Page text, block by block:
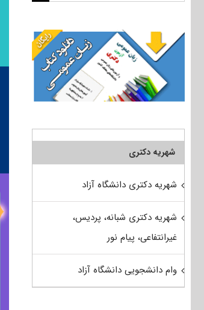
شهریه دکتری
شهریه دکتری دانشگاه آزاد
شهریه دکتری شبانه، پردیس،
غیرانتفاعی، پیام نور
وام دانشجویی دانشگاه آزاد